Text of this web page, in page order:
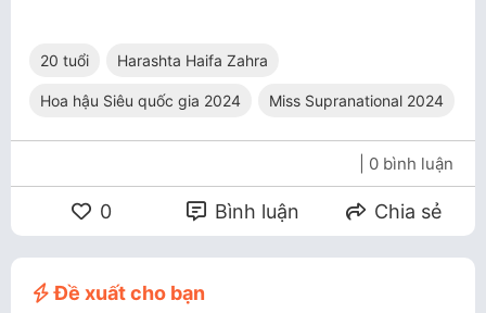
20 tuổi Harashta Haifa Zahra
Hoa hậu Siêu quốc gia 2024 Miss Supranational 2024
| 0 bình luận
0 Bình luận Chia sẻ
Đề xuất cho bạn